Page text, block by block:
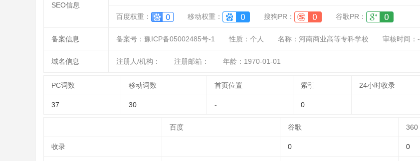
SEO信息
百度权重： 移动权重： 搜狗PR： 谷歌PR：
备案信息 备案号：豫ICP备05002485号-1 性质： 个人 名称： 河南商业高等专科学校 审核时间： -
域名信息 注册人/机构： 注册邮箱： 年龄：1970-01-01
PC词数 移动词数 首页位置 索引 24小时收录
37 30 - 0
百度 谷歌 360
收录 0 0